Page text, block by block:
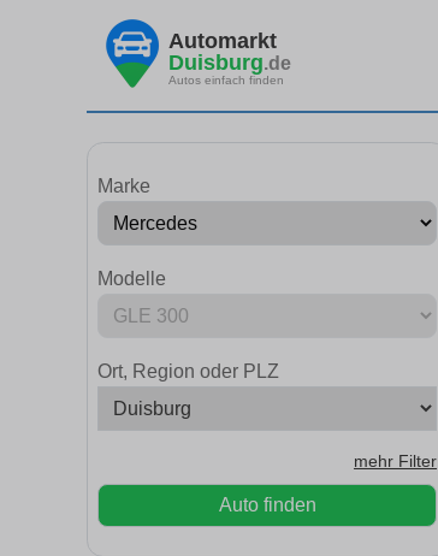
Automarkt
Duisburg.de
Autos einfach finden
Marke
Modelle
Ort, Region oder PLZ
mehr Filter
Auto finden